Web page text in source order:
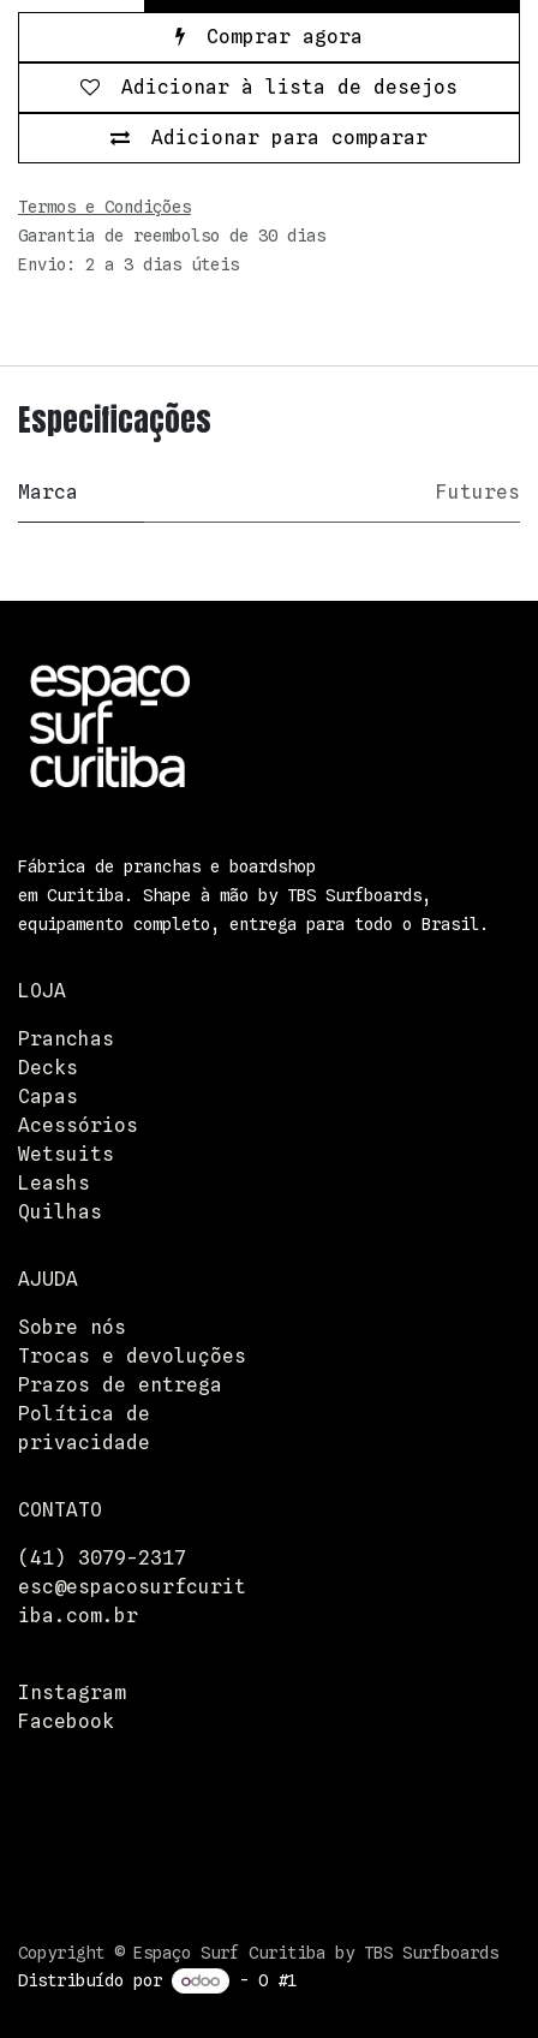
Comprar agora
Adicionar para comparar
Adicionar à lista de desejos
Termos e Condições
Garantia de reembolso de 30 dias
Envio: 2 a 3 dias úteis
Especificações
Marca Futures
Fábrica de pranchas e boardshop
em Curitiba. Shape à mão by TBS Surfboards,
equipamento completo, entrega para todo o Brasil.
LOJA
Pranchas
Decks
Capas
Acessórios
Wetsuits
Leashs
Quilhas
AJUDA
Sobre nós
Trocas e devoluções
Prazos de entrega
Política de
privacidade
CONTATO
(41) 3079-2317
esc@espacosurfcurit
iba.com.br
Instagram
Facebook
Copyright © Espaço Surf Curitiba by TBS Surfboards
Distribuído por
- O #1